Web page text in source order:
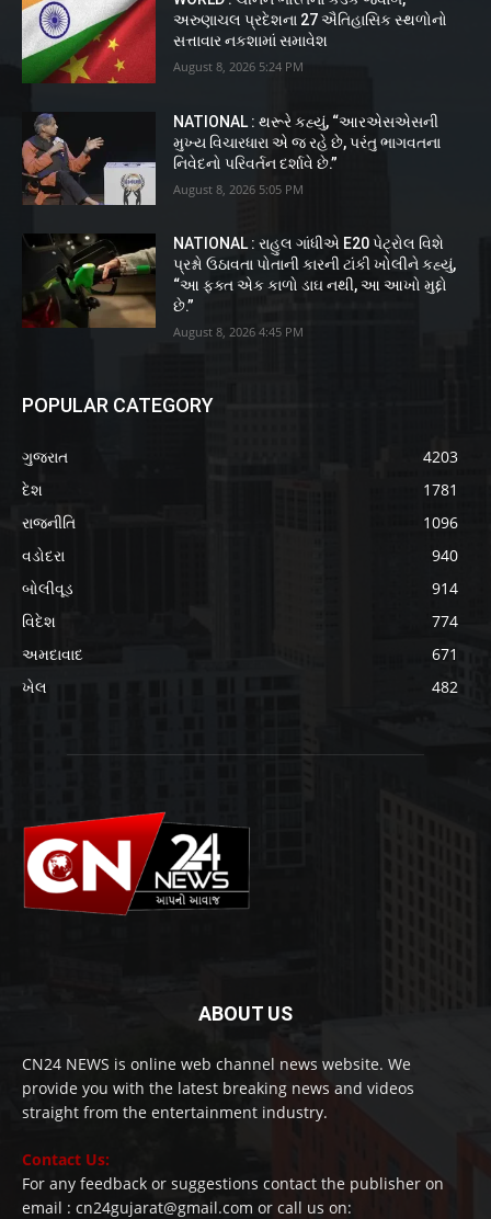
અરુણાચલ પ્રદેશના 27 ઐતિહાસિક સ્થળોનો
સત્તાવાર નકશામાં સમાવેશ
August 8, 2026 5:24 PM
NATIONAL : થરૂરે કહ્યું, “આરએસએસની
મુખ્ય વિચારધારા એ જ રહે છે, પરંતુ ભાગવતના
નિવેદનો પરિવર્તન દર્શાવે છે.”
August 8, 2026 5:05 PM
NATIONAL : રાહુલ ગાંધીએ E20 પેટ્રોલ વિશે
પ્રશ્નો ઉઠાવતા પોતાની કારની ટાંકી ખોલીને કહ્યું,
“આ ફક્ત એક કાળો ડાઘ નથી, આ આખો મુદ્દો
છે.”
August 8, 2026 4:45 PM
POPULAR CATEGORY
ગુજરાત
4203
દેશ
1781
રાજનીતિ
1096
વડોદરા
940
બોલીવૂડ
914
વિદેશ
774
અમદાવાદ
671
ખેલ
482
ABOUT US
CN24 NEWS is online web channel news website. We
provide you with the latest breaking news and videos
straight from the entertainment industry.
Contact Us:
For any feedback or suggestions contact the publisher on
email : cn24gujarat@gmail.com or call us on: